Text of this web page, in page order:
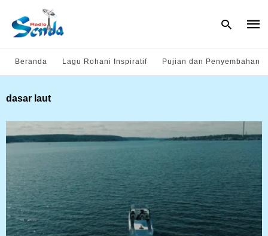
and
hit
Beranda Lagu Rohani Inspiratif Pujian dan Penyembahan
dasar laut